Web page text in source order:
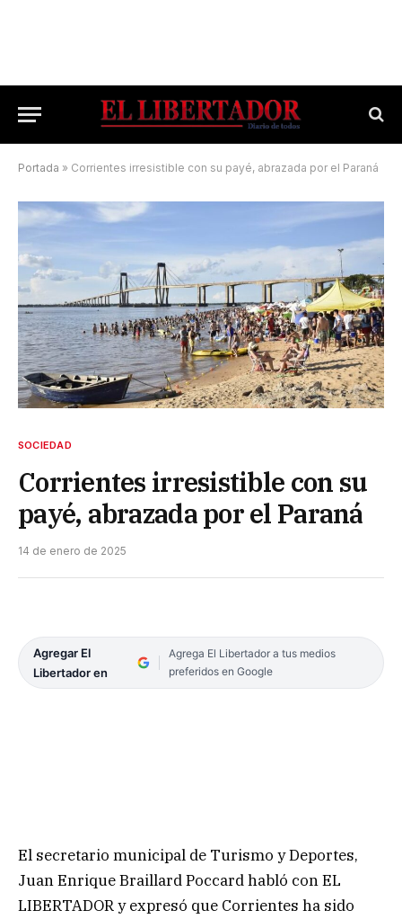
Portada » Corrientes irresistible con su payé, abrazada por el Paraná
SOCIEDAD
Corrientes irresistible con su
payé, abrazada por el Paraná
14 de enero de 2025
Agregar El
Libertador en
Agrega El Libertador a tus medios
preferidos en Google
El secretario municipal de Turismo y Deportes,
Juan Enrique Braillard Poccard habló con EL
LIBERTADOR y expresó que Corrientes ha sido